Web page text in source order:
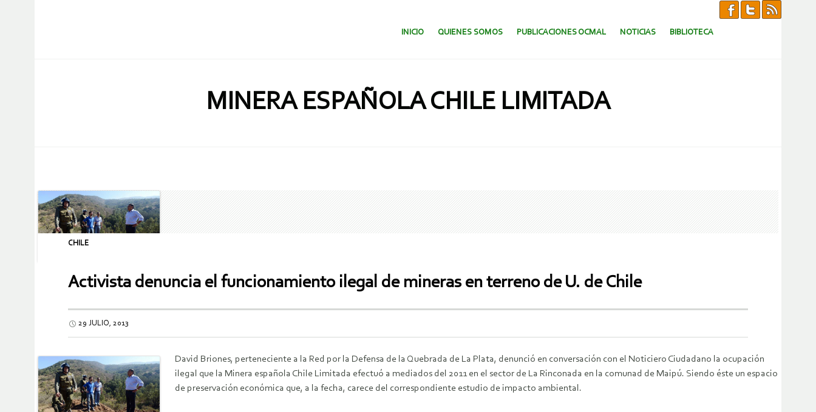
SALTAR AL CONTENIDO.
INICIO QUIENES SOMOS PUBLICACIONES OCMAL NOTICIAS BIBLIOTECA
MINERA ESPAÑOLA CHILE LIMITADA
CHILE
Activista denuncia el funcionamiento ilegal de mineras en terreno de U. de Chile
29 JULIO, 2013
David Briones, perteneciente a la Red por la Defensa de la Quebrada de La Plata, denunció en conversación con el Noticiero Ciudadano la ocupación
ilegal que la Minera española Chile Limitada efectuó a mediados del 2011 en el sector de La Rinconada en la comunad de Maipú. Siendo éste un espacio
de preservación económica que, a la fecha, carece del correspondiente estudio de impacto ambiental.